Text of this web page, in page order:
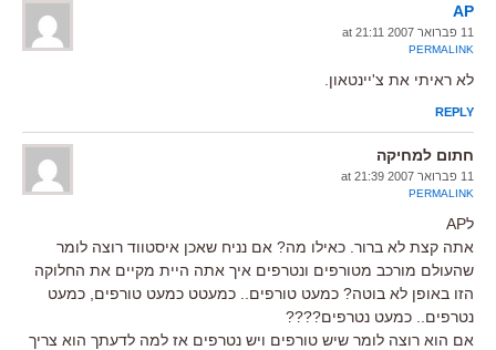
AP
11 פברואר 2007 at 21:11
PERMALINK
לא ראיתי את צ'יינטאון.
REPLY
חתום למחיקה
11 פברואר 2007 at 21:39
PERMALINK
לAP
אתה קצת לא ברור. כאילו מה? אם נניח שאכן איסטווד רוצה לומר
שהעולם מורכב מטורפים ונטרפים איך אתה היית מקיים את החלוקה
הזו באופן לא בוטה? כמעט טורפים.. כמעטט כמעט טורפים, כמעט
נטרפים.. כמעט נטרפים????
אם הוא רוצה לומר שיש טורפים ויש נטרפים אז למה לדעתך הוא צריך